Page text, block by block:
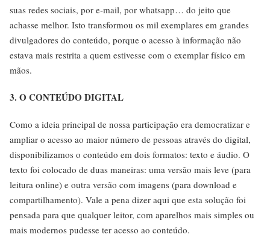
suas redes sociais, por e-mail, por whatsapp… do jeito que
achasse melhor. Isto transformou os mil exemplares em grandes
divulgadores do conteúdo, porque o acesso à informação não
estava mais restrita a quem estivesse com o exemplar físico em
mãos.
3. O CONTEÚDO DIGITAL
Como a ideia principal de nossa participação era democratizar e
ampliar o acesso ao maior número de pessoas através do digital,
disponibilizamos o conteúdo em dois formatos: texto e áudio. O
texto foi colocado de duas maneiras: uma versão mais leve (para
leitura online) e outra versão com imagens (para download e
compartilhamento). Vale a pena dizer aqui que esta solução foi
pensada para que qualquer leitor, com aparelhos mais simples ou
mais modernos pudesse ter acesso ao conteúdo.